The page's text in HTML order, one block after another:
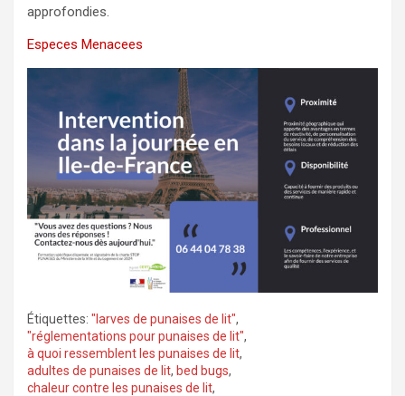
approfondies.
Especes Menacees
Étiquettes: "larves de punaises de lit",
"réglementations pour punaises de lit",
à quoi ressemblent les punaises de lit,
adultes de punaises de lit, bed bugs,
chaleur contre les punaises de lit,